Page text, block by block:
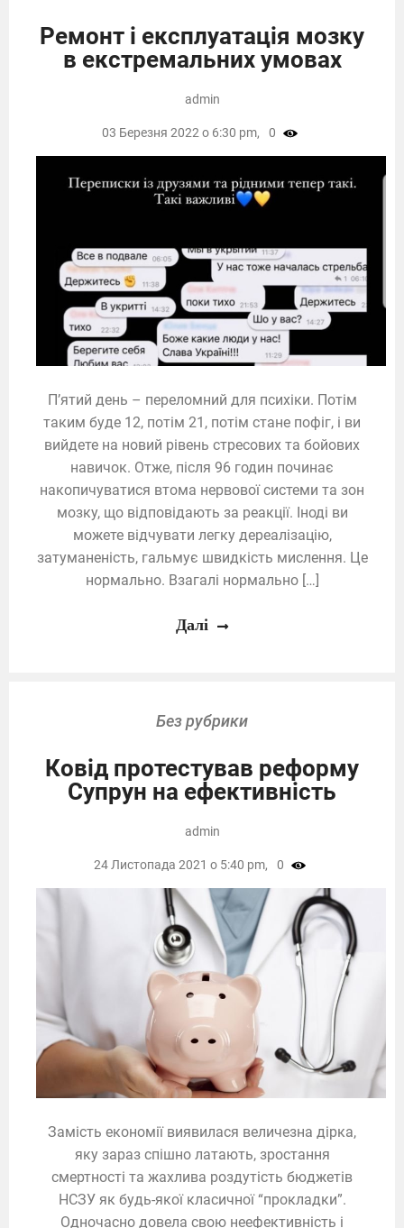
Ремонт і експлуатація мозку
в екстремальних умовах
П’ятий день – переломний для психіки. Потім
таким буде 12, потім 21, потім стане пофіг, і ви
вийдете на новий рівень стресових та бойових
навичок. Отже, після 96 годин починає
накопичуватися втома нервової системи та зон
мозку, що відповідають за реакції. Іноді ви
можете відчувати легку дереалізацію,
затуманеність, гальмує швидкість мислення. Це
нормально. Взагалі нормально […]
admin
03 Березня 2022 о 6:30 pm, 0
Далі
Без рубрики
Ковід протестував реформу
Супрун на ефективність
Замість економії виявилася величезна дірка,
яку зараз спішно латають, зростання
смертності та жахлива роздутість бюджетів
НСЗУ як будь-якої класичної “прокладки”.
Одночасно довела свою неефективність і
admin
24 Листопада 2021 о 5:40 pm, 0